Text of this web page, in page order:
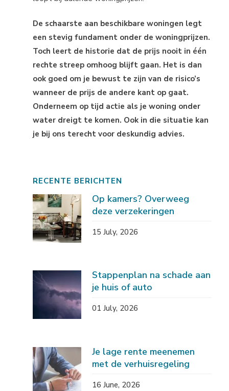
De schaarste aan beschikbare woningen legt
een stevig fundament onder de woningprijzen.
Toch leert de historie dat de prijs nooit in één
rechte streep omhoog blijft gaan. Het is dan
ook goed om je bewust te zijn van de risico’s
wanneer de prijs de andere kant op gaat.
Onderneem op tijd actie als je woning onder
water dreigt te komen. Ook in die situatie kan
je bij ons terecht voor deskundig advies.
RECENTE BERICHTEN
Op kamers? Overweeg
deze verzekeringen
15 July, 2026
Stappenplan na schade aan
je huis of auto
01 July, 2026
Je lage rente meenemen
met de verhuisregeling
16 June, 2026